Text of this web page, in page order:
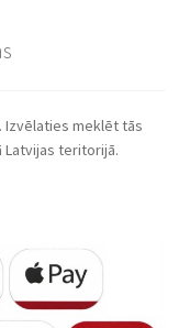
Izvēlaties meklēt tās
Latvijas teritorijā.